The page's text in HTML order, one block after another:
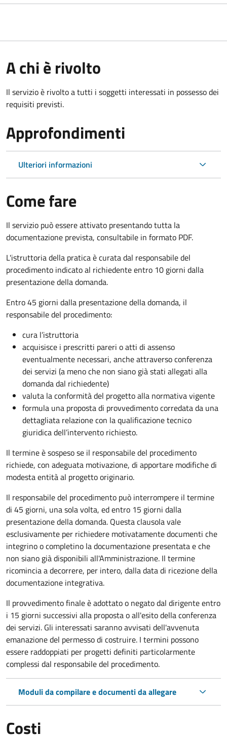
A chi è rivolto
Il servizio è rivolto a tutti i soggetti interessati in possesso dei
requisiti previsti.
Approfondimenti
Ulteriori informazioni
Come fare
Il servizio può essere attivato presentando tutta la
documentazione prevista, consultabile in formato PDF.
L'istruttoria della pratica è curata dal responsabile del
procedimento indicato al richiedente entro 10 giorni dalla
presentazione della domanda.
Entro 45 giorni dalla presentazione della domanda, il
responsabile del procedimento:
cura l’istruttoria
acquisisce i prescritti pareri o atti di assenso
eventualmente necessari, anche attraverso conferenza
dei servizi (a meno che non siano già stati allegati alla
domanda dal richiedente)
valuta la conformità del progetto alla normativa vigente
formula una proposta di provvedimento corredata da una
dettagliata relazione con la qualificazione tecnico
giuridica dell’intervento richiesto.
Il termine è sospeso se il responsabile del procedimento
richiede, con adeguata motivazione, di apportare modifiche di
modesta entità al progetto originario.
Il responsabile del procedimento può interrompere il termine
di 45 giorni, una sola volta, ed entro 15 giorni dalla
presentazione della domanda. Questa clausola vale
esclusivamente per richiedere motivatamente documenti che
integrino o completino la documentazione presentata e che
non siano già disponibili all'Amministrazione. Il termine
ricomincia a decorrere, per intero, dalla data di ricezione della
documentazione integrativa.
Il provvedimento finale è adottato o negato dal dirigente entro
i 15 giorni successivi alla proposta o all'esito della conferenza
dei servizi. Gli interessati saranno avvisati dell'avvenuta
emanazione del permesso di costruire. I termini possono
essere raddoppiati per progetti definiti particolarmente
complessi dal responsabile del procedimento.
Moduli da compilare e documenti da allegare
Costi